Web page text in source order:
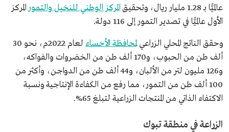
عالميًّا بـ 1.28 مليار ريال، وتحقيق
المركز الوطني للنخيل والتمور المركز
الأول عالميًّا في تصدير التمور إلى 116 دولة.
وحقق الناتج المحلي الزراعيلمحافظة الأحساء
لعام 2022م، نحو 30
ألف طن من الحبوب، و170 ألف طن من الخضروات والفواكه،
و126 مليون لتر من الألبان، و44 ألف طن من الدواجن، وأكثر من
100 ألف طن من التمور، مما رفع من الكفاءة الإنتاجية ونسبة
الاكتفاء الذاتي من المنتجات الزراعية لتبلغ 65%.
الزراعة في منطقة تبوك